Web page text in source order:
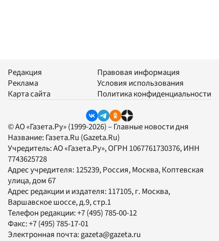
Редакция
Реклама
Карта сайта
Правовая информация
Условия использования
Политика конфиденциальности
© АО «Газета.Ру» (1999-2026) – Главные новости дня
Название: Газета.Ru (Gazeta.Ru)
Учредитель:АО «Газета.Ру», ОГРН 1067761730376, ИНН
7743625728
Адрес учредителя: 125239, Россия, Москва, Коптевская
улица, дом 67
Адрес редакции и издателя: 117105, г. Москва,
Варшавское шоссе, д.9, стр.1
Телефон редакции:+7 (495) 785-00-12
Факс:+7 (495) 785-17-01
Электронная почта: gazeta@gazeta.ru